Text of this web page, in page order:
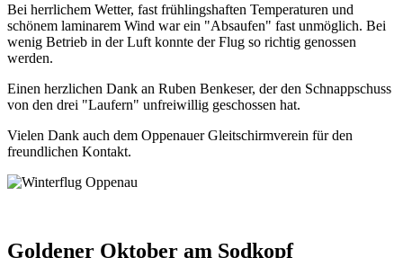
Bei herrlichem Wetter, fast frühlingshaften Temperaturen und
schönem laminarem Wind war ein "Absaufen" fast unmöglich. Bei
wenig Betrieb in der Luft konnte der Flug so richtig genossen
werden.
Einen herzlichen Dank an Ruben Benkeser, der den Schnappschuss
von den drei "Laufern" unfreiwillig geschossen hat.
Vielen Dank auch dem Oppenauer Gleitschirmverein für den
freundlichen Kontakt.
Goldener Oktober am Sodkopf